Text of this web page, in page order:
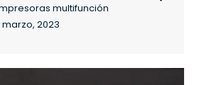
multifunción
marzo, 2023